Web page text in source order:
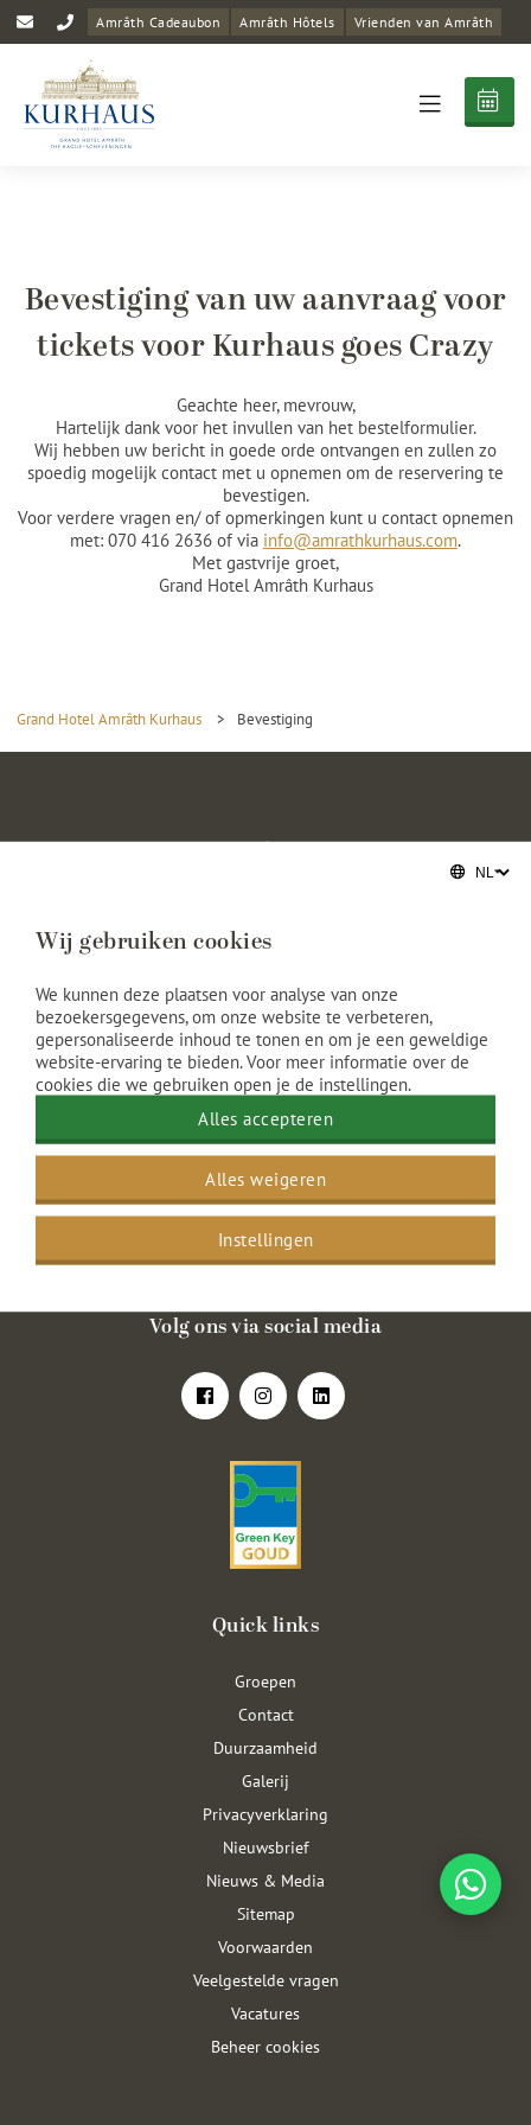
Amrâth Cadeaubon Amrâth Hôtels Vrienden van Amrâth
Bevestiging van uw aanvraag voor
tickets voor Kurhaus goes Crazy
Geachte heer, mevrouw,
Hartelijk dank voor het invullen van het bestelformulier.
Wij hebben uw bericht in goede orde ontvangen en zullen zo
spoedig mogelijk contact met u opnemen om de reservering te
bevestigen.
Voor verdere vragen en/ of opmerkingen kunt u contact opnemen
met: 070 416 2636 of via info@amrathkurhaus.com.
Met gastvrije groet,
Grand Hotel Amrâth Kurhaus
Grand Hotel Amrâth Kurhaus > Bevestiging
Grand Hotel Amrâth Kurhaus
Gevers Deynootplein 30
2586 CK Den Haag
Nederland
070 416 2636
KVK nr. 10007385
Volg ons via social media
Quick links
Groepen
Contact
Duurzaamheid
Galerij
Privacyverklaring
Nieuwsbrief
Nieuws & Media
Sitemap
Voorwaarden
Veelgestelde vragen
Vacatures
Beheer cookies
Wij gebruiken cookies
We kunnen deze plaatsen voor analyse van onze
bezoekersgegevens, om onze website te verbeteren,
gepersonaliseerde inhoud te tonen en om je een geweldige
website-ervaring te bieden. Voor meer informatie over de
cookies die we gebruiken open je de instellingen.
Alles accepteren
Alles weigeren
Instellingen